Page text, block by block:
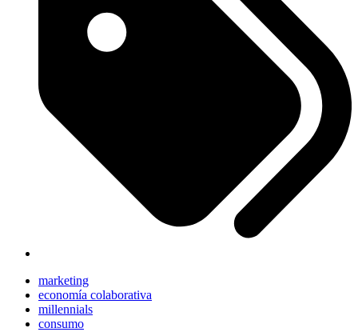
marketing
economía colaborativa
millennials
consumo